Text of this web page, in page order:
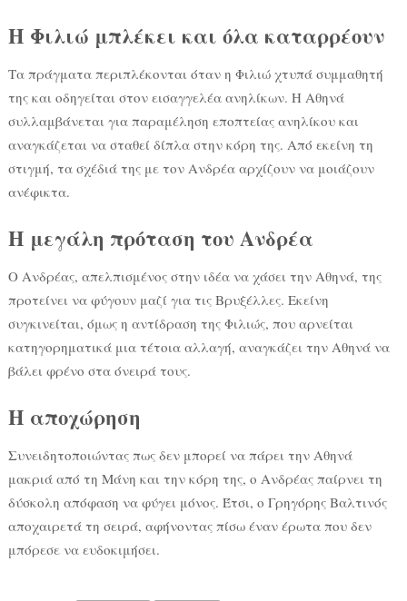
Η Φιλιώ μπλέκει και όλα καταρρέουν
Τα πράγματα περιπλέκονται όταν η Φιλιώ χτυπά συμμαθητή
της και οδηγείται στον εισαγγελέα ανηλίκων. Η Αθηνά
συλλαμβάνεται για παραμέληση εποπτείας ανηλίκου και
αναγκάζεται να σταθεί δίπλα στην κόρη της. Από εκείνη τη
στιγμή, τα σχέδιά της με τον Ανδρέα αρχίζουν να μοιάζουν
ανέφικτα.
Η μεγάλη πρόταση του Ανδρέα
Ο Ανδρέας, απελπισμένος στην ιδέα να χάσει την Αθηνά, της
προτείνει να φύγουν μαζί για τις Βρυξέλλες. Εκείνη
συγκινείται, όμως η αντίδραση της Φιλιώς, που αρνείται
κατηγορηματικά μια τέτοια αλλαγή, αναγκάζει την Αθηνά να
βάλει φρένο στα όνειρά τους.
Η αποχώρηση
Συνειδητοποιώντας πως δεν μπορεί να πάρει την Αθηνά
μακριά από τη Μάνη και την κόρη της, ο Ανδρέας παίρνει τη
δύσκολη απόφαση να φύγει μόνος. Έτσι, ο Γρηγόρης Βαλτινός
αποχαιρετά τη σειρά, αφήνοντας πίσω έναν έρωτα που δεν
μπόρεσε να ευδοκιμήσει.